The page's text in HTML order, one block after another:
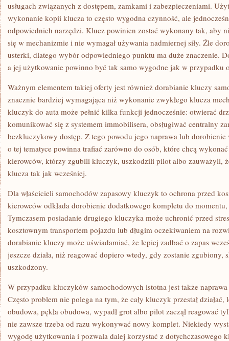
usługach związanych z dostępem, zamkami i zabezpieczeniami.
wykonanie kopii klucza to często wygodna czynność, ale
odpowiednich narzędzi. Klucz powinien zostać wykonany tak, aby
się w mechanizmie i nie wymagał używania nadmiernej siły. Źle
usterki, dlatego wybór odpowiedniego punktu ma duże znaczenie.
a jej użytkowanie powinno być tak samo wygodne jak w przypadku
Ważnym elementem takiej oferty jest również dorabianie kluczy
znacznie bardziej wymagająca niż wykonanie zwykłego klucza
kluczyk do auta może pełnić kilka funkcji jednocześnie: otwierać
komunikować się z systemem immobilisera, obsługiwać centralny
bezkluczykowy dostęp. Z tego powodu jego naprawa lub dorobienie
o tej tematyce powinna trafiać zarówno do osób, które chcą
kierowców, którzy zgubili kluczyk, uszkodzili pilot albo zauważyli,
klucza tak jak wcześniej.
Dla właścicieli samochodów zapasowy kluczyk to ochrona przed
kierowców odkłada dorobienie dodatkowego kompletu do
Tymczasem posiadanie drugiego kluczyka może uchronić przed
kosztownym transportem pojazdu lub długim oczekiwaniem na
dorabianie kluczy może uświadamiać, że lepiej zadbać o zapas
jeszcze działa, niż reagować dopiero wtedy, gdy zostanie zgubiony,
uszkodzony.
W przypadku kluczyków samochodowych istotna jest także
Często problem nie polega na tym, że cały kluczyk przestał działać,
obudowa, pękła obudowa, wypadł grot albo pilot zaczął reagować
nie zawsze trzeba od razu wykonywać nowy komplet. Niekiedy
wygodę użytkowania i pozwala dalej korzystać z dotychczasowego